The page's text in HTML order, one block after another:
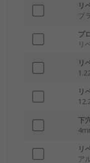
リ
ブ
プ
リ
リ
リ
下
リ
ア